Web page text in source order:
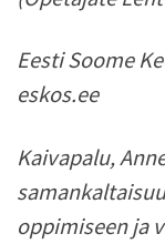
Eesti Soome
eskos.ee
Kaivapalu,
oppimiseen ja